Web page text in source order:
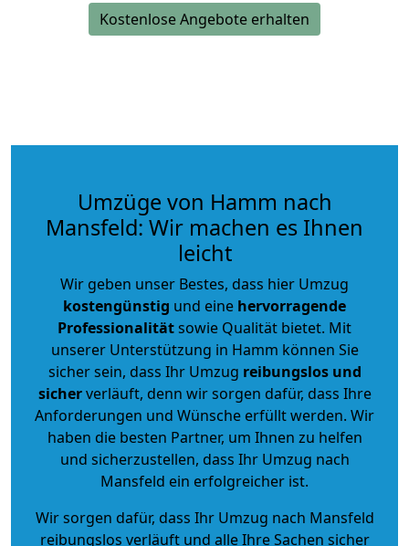
Kostenlose Angebote erhalten
Umzüge von Hamm nach
Mansfeld: Wir machen es Ihnen
leicht
Wir geben unser Bestes, dass hier Umzug
kostengünstig und eine hervorragende
Professionalitätsowie Qualität bietet. Mit
unserer Unterstützung in Hamm können Sie
sicher sein, dass Ihr Umzug reibungslos und
sicherverläuft, denn wir sorgen dafür, dass Ihre
Anforderungen und Wünsche erfüllt werden. Wir
haben die besten Partner, um Ihnen zu helfen
und sicherzustellen, dass Ihr Umzug nach
Mansfeld ein erfolgreicher ist.
Wir sorgen dafür, dass Ihr Umzug nach Mansfeld
reibungslos verläuft und alle Ihre Sachen sicher